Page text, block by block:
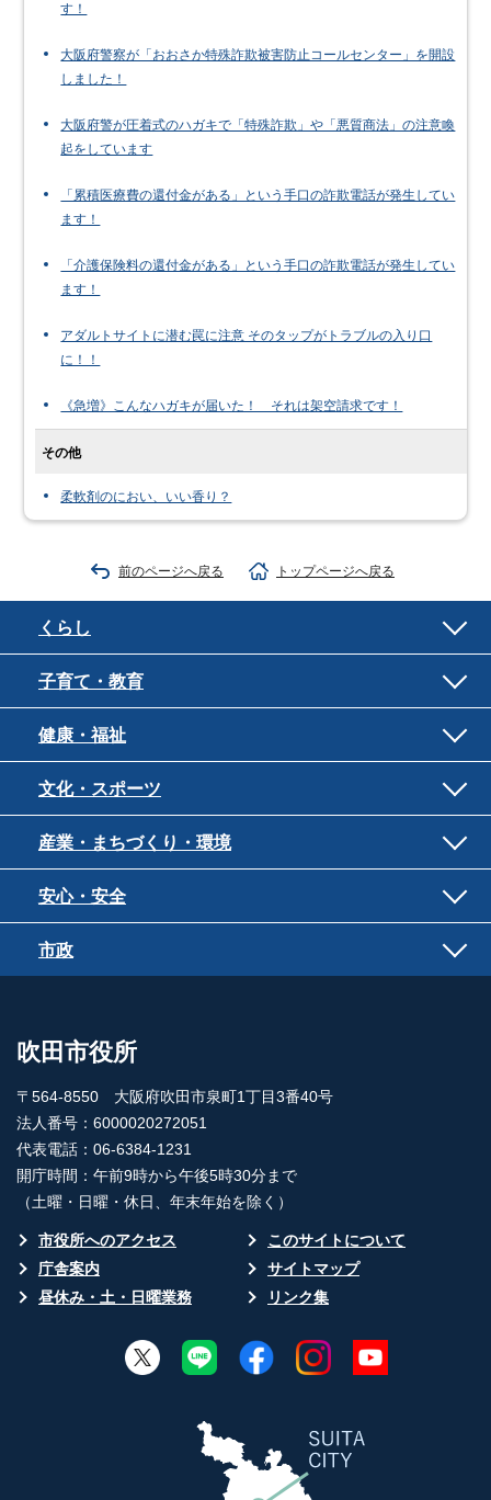
す！
大阪府警察が「おおさか特殊詐欺被害防止コールセンター」を開設
しました！
大阪府警が圧着式のハガキで「特殊詐欺」や「悪質商法」の注意喚
起をしています
「累積医療費の還付金がある」という手口の詐欺電話が発生してい
ます！
「介護保険料の還付金がある」という手口の詐欺電話が発生してい
ます！
アダルトサイトに潜む罠に注意 そのタップがトラブルの入り口
に！！
《急増》こんなハガキが届いた！ それは架空請求です！
その他
柔軟剤のにおい、いい香り？
前のページへ戻る トップページへ戻る
くらし
子育て・教育
健康・福祉
文化・スポーツ
産業・まちづくり・環境
安心・安全
市政
吹田市役所
〒564-8550 大阪府吹田市泉町1丁目3番40号
法人番号：6000020272051
代表電話：06-6384-1231
開庁時間：午前9時から午後5時30分まで
（土曜・日曜・休日、年末年始を除く）
市役所へのアクセス
このサイトについて
庁舎案内
サイトマップ
昼休み・土・日曜業務
リンク集